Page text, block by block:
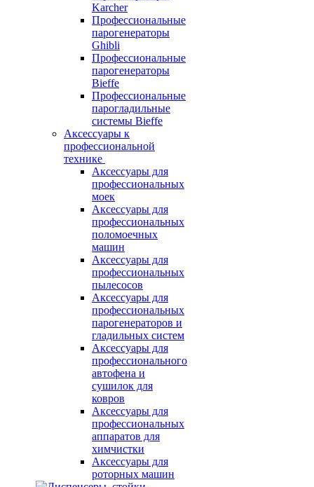
Karcher
Профессиональные
парогенераторы
Ghibli
Профессиональные
парогенераторы
Bieffe
Профессиональные
парогладильные
системы Bieffe
Аксессуары к
профессиональной
технике
Аксессуары для
профессиональных
моек
Аксессуары для
профессиональных
поломоечных
машин
Аксессуары для
профессиональных
пылесосов
Аксессуары для
профессиональных
парогенераторов и
гладильных систем
Аксессуары для
профессионального
автофена и
сушилок для
ковров
Аксессуары для
профессиональных
аппаратов для
химчистки
Аксессуары для
роторных машин